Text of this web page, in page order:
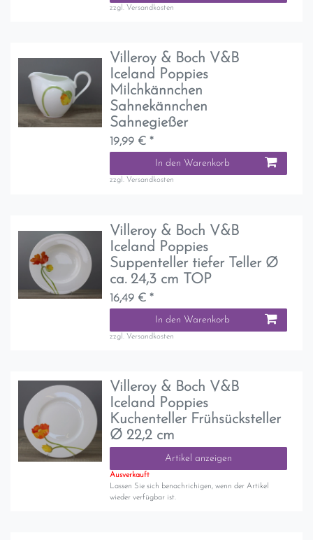
zzgl. Versandkosten
Villeroy & Boch V&B
Iceland Poppies
Milchkännchen
Sahnekännchen
Sahnegießer
19,99 € *
In den Warenkorb
zzgl. Versandkosten
Villeroy & Boch V&B
Iceland Poppies
Suppenteller tiefer Teller Ø
ca. 24,3 cm TOP
16,49 € *
In den Warenkorb
zzgl. Versandkosten
Villeroy & Boch V&B
Iceland Poppies
Kuchenteller Frühsücksteller
Ø 22,2 cm
Artikel anzeigen
Ausverkauft
Lassen Sie sich benachrichigen, wenn der Artikel
wieder verfügbar ist.